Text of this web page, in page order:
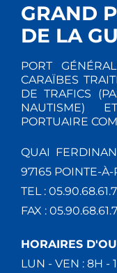
GRAND
DE LA
PORT
CARAÏBES
DE TRAFICS
NAUTISME)
PORTUAIRE
QUAI
97165 POINTE-À-
TEL :
FAX :
HORAIRES
LUN - VEN : 8H -